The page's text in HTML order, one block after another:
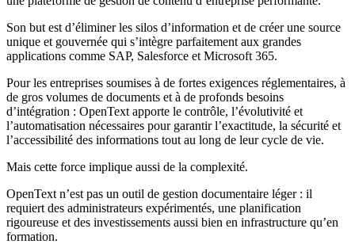
Son but est d’éliminer les silos d’information et de créer une source
unique et gouvernée qui s’intègre parfaitement aux grandes
applications comme SAP, Salesforce et Microsoft 365.
Pour les entreprises soumises à de fortes exigences réglementaires, à
de gros volumes de documents et à de profonds besoins
d’intégration : OpenText apporte le contrôle, l’évolutivité et
l’automatisation nécessaires pour garantir l’exactitude, la sécurité et
l’accessibilité des informations tout au long de leur cycle de vie.
Mais cette force implique aussi de la complexité.
OpenText n’est pas un outil de gestion documentaire léger : il
requiert des administrateurs expérimentés, une planification
rigoureuse et des investissements aussi bien en infrastructure qu’en
formation.